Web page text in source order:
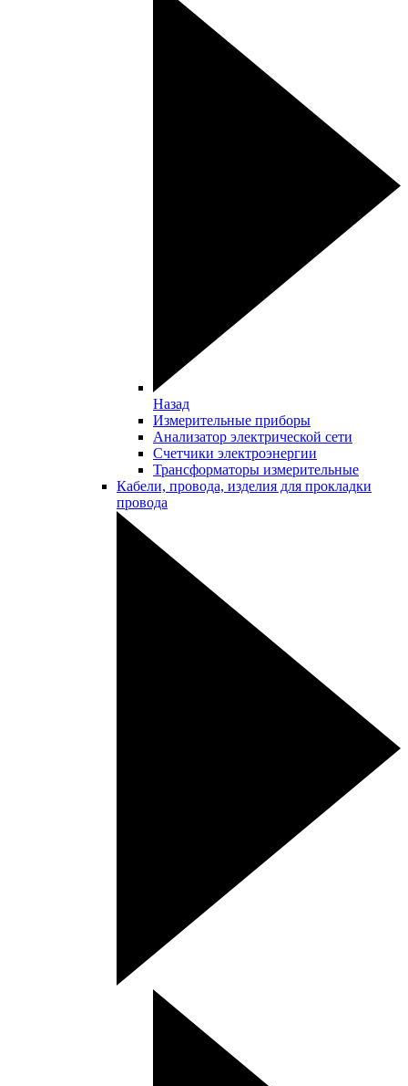
Назад
Измерительные приборы
Анализатор электрической сети
Счетчики электроэнергии
Трансформаторы измерительные
Кабели, провода, изделия для прокладки
провода